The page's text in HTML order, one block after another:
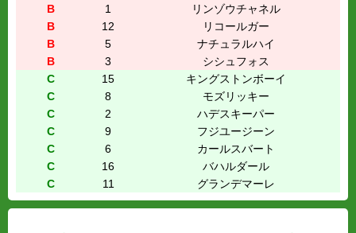
B
1
リンゾウチャネル
B
12
リコールガー
B
5
ナチュラルハイ
B
3
シシュフォス
C
15
キングストンボーイ
C
8
モズリッキー
C
2
ハデスキーパー
C
9
フジユージーン
C
6
カールスバート
C
16
バハルダール
C
11 グランデマーレ